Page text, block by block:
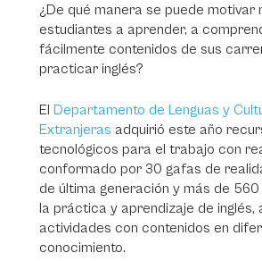
¿De qué manera se puede motivar
estudiantes a aprender, a
fácilmente contenidos de sus
practicar inglés?
El Departamento de Lenguas y
Extranjeras adquirió este año
tecnológicos para el trabajo con
conformado por 30 gafas de
de última generación y más de
la práctica y aprendizaje de inglés,
actividades con contenidos en
conocimiento.